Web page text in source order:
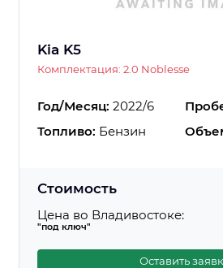
Kia K5
Комплектация: 2.0 Noblesse
Год/Месяц: 2022/6
Топливо: Бензин
Стоимость
Цена во Владивостоке:
"под ключ"
Оставить